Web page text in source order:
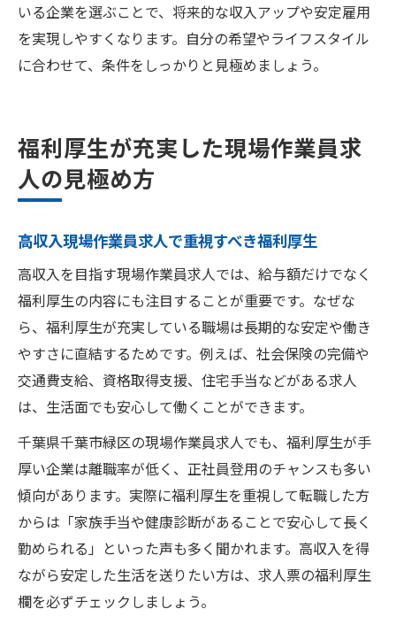
いる企業を選ぶことで、将来的な収入アップや安定雇用
を実現しやすくなります。自分の希望やライフスタイル
に合わせて、条件をしっかりと見極めましょう。
福利厚生が充実した現場作業員求
人の見極め方
高収入現場作業員求人で重視すべき福利厚生
高収入を目指す現場作業員求人では、給与額だけでなく
福利厚生の内容にも注目することが重要です。なぜな
ら、福利厚生が充実している職場は長期的な安定や働き
やすさに直結するためです。例えば、社会保険の完備や
交通費支給、資格取得支援、住宅手当などがある求人
は、生活面でも安心して働くことができます。
千葉県千葉市緑区の現場作業員求人でも、福利厚生が手
厚い企業は離職率が低く、正社員登用のチャンスも多い
傾向があります。実際に福利厚生を重視して転職した方
からは「家族手当や健康診断があることで安心して長く
勤められる」といった声も多く聞かれます。高収入を得
ながら安定した生活を送りたい方は、求人票の福利厚生
欄を必ずチェックしましょう。